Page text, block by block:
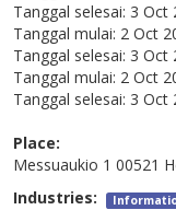
Tanggal selesai: 3 Oct
Tanggal mulai: 2 Oct
Tanggal selesai: 3 Oct
Tanggal mulai: 2 Oct
Tanggal selesai: 3 Oct
Place:
Messuaukio 1 00521
Industries: